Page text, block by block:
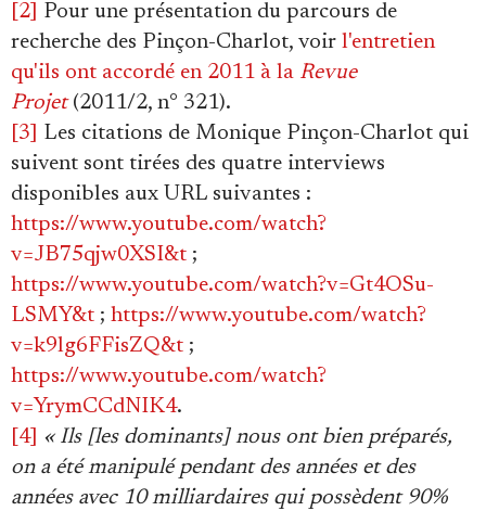
[2]
Pour une présentation du parcours de
recherche des Pinçon-Charlot, voir l'entretien
qu'ils ont accordé en 2011 à la Revue
Projet(2011/2, n° 321).
[3]
Les citations de Monique Pinçon-Charlot qui
suivent sont tirées des quatre interviews
disponibles aux URL suivantes :
https://www.youtube.com/watch?
v=JB75qjw0XSI&t ;
https://www.youtube.com/watch?v=Gt4OSu-
LSMY&t ; https://www.youtube.com/watch?
v=k9lg6FFisZQ&t ;
https://www.youtube.com/watch?
v=YrymCCdNIK4.
[4] « Ils [les dominants] nous ont bien préparés,
on a été manipulé pendant des années et des
années avec 10 milliardaires qui possèdent 90%